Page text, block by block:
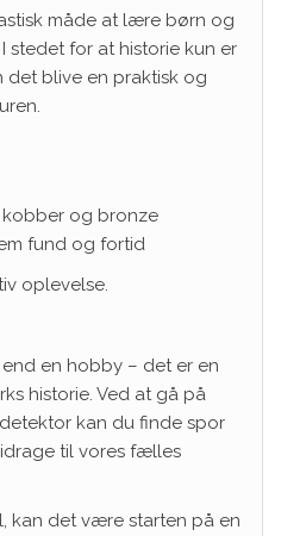
måde at lære børn og
stedet for at historie kun er
det blive en praktisk og
kobber og bronze
fund og fortid
oplevelse.
en hobby – det er en
historie. Ved at gå på
kan du finde spor
til vores fælles
kan det være starten på en